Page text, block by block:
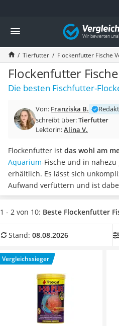
Die beliebtesten Vergleiche nach
Drogerie
Inhalator
Haarschneider
Rollator
Braun Rasierer
Katzenklappe (Chip)
Masturbator
Massagepistole
Reisehaartrockner
Eiweißpulver
Magnesiumpräparat
Katzenklappe
Nackenmassagegerät
Zeckenschutz Katze
Philips-Sonicare-Zahnbürste
Mineralfutter Pferd
Massagegerät
Vergleich
Tierfutter Flockenfutter Fische
Flockenfutter
Die besten Fischfutter-
Von: Franziska B.
schreibt über:Tierfutter
Lektorin:Alina V.
Flockenfutter ist das wohl am
Aquarium-Fische und in
erhältlich. Es lässt sich
Aufwand verfüttern und ist
Verschiedene Tests im Internet
und farbenprächtige Tiere vor
jetzt aus unserer
Konservierungsstoffe.
besonders das Modell
seinen Eigenschaften.
1 - 2 von 10: Beste Flockenfutter
Stand: 08.08.2026
Vergleichssieger